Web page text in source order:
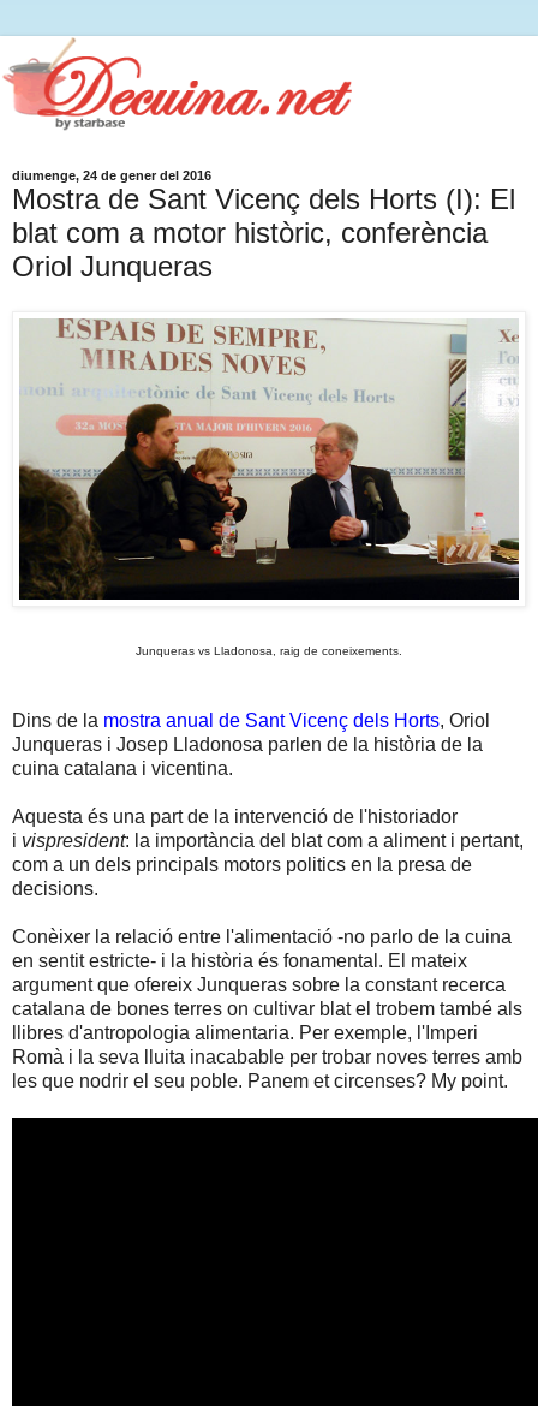
diumenge, 24 de gener del 2016
Mostra de Sant Vicenç dels Horts (I): El
blat com a motor històric, conferència
Oriol Junqueras
Junqueras vs Lladonosa, raig de coneixements.
Dins de la mostra anual de Sant Vicenç dels Horts, Oriol
Junqueras i Josep Lladonosa parlen de la història de la
cuina catalana i vicentina.
Aquesta és una part de la intervenció de l'historiador
i vispresident: la importància del blat com a aliment i pertant,
com a un dels principals motors politics en la presa de
decisions.
Conèixer la relació entre l'alimentació -no parlo de la cuina
en sentit estricte- i la història és fonamental. El mateix
argument que ofereix Junqueras sobre la constant recerca
catalana de bones terres on cultivar blat el trobem també als
llibres d'antropologia alimentaria. Per exemple, l'Imperi
Romà i la seva lluita inacabable per trobar noves terres amb
les que nodrir el seu poble. Panem et circenses? My point.